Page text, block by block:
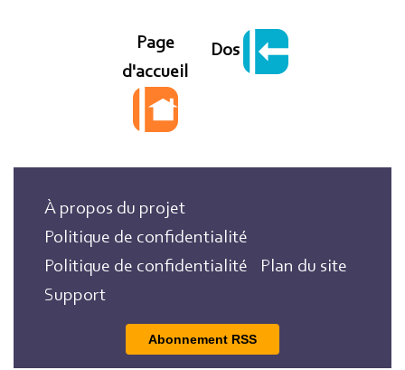
Page
d'accueil
Dos
À propos du projet
Politique de confidentialité
Politique de confidentialité
Plan du site
Support
Abonnement RSS